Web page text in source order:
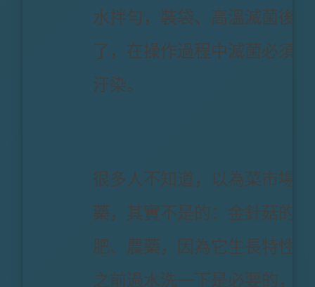
水拌勻，裝袋、高溫滅菌後
了，在操作過程中滅菌必須
汙染。
很多人不知道，以為菜市場
藥，其實不是的：金針菇的
肥、農藥，因為它生長特性
之前過水洗一下是必要的，